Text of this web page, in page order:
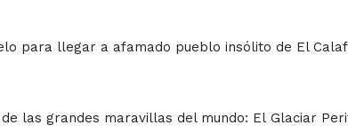
para llegar a afamado pueblo insólito de El
las grandes maravillas del mundo: El Glaciar